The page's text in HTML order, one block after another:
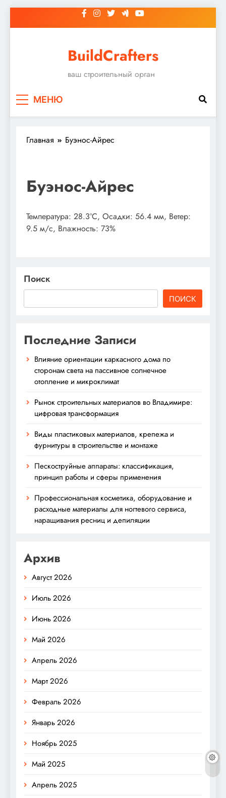
к
BuildCrafters
ваш строительный орган
МЕНЮ
Главная Буэнос-Айрес
Буэнос-Айрес
Температура: 28.3°C, Осадки: 56.4 мм, Ветер:
9.5 м/с, Влажность: 73%
Поиск
ПОИСК
Последние Записи
Влияние ориентации каркасного дома по
сторонам света на пассивное солнечное
отопление и микроклимат
Рынок строительных материалов во Владимире:
цифровая трансформация
Виды пластиковых материалов, крепежа и
фурнитуры в строительстве и монтаже
Пескоструйные аппараты: классификация,
принцип работы и сферы применения
Профессиональная косметика, оборудование и
расходные материалы для ногтевого сервиса,
наращивания ресниц и депиляции
Архив
Август 2026
Июль 2026
Июнь 2026
Май 2026
Апрель 2026
Март 2026
Февраль 2026
Январь 2026
Ноябрь 2025
Май 2025
Апрель 2025